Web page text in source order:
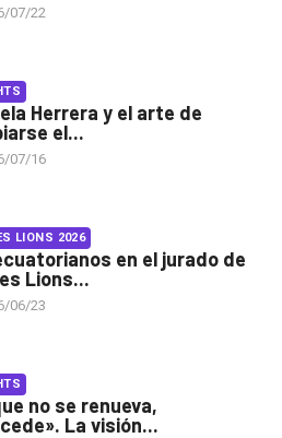
07/22
Herrera y el arte de
el...
07/16
LIONS 2026
en el jurado de
Lions...
06/23
no se renueva,
La visión...